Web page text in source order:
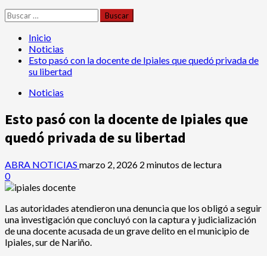
Buscar:
Inicio
Noticias
Esto pasó con la docente de Ipiales que quedó privada de
su libertad
Noticias
Esto pasó con la docente de Ipiales que
quedó privada de su libertad
ABRA NOTICIAS marzo 2, 2026 2 minutos de lectura
0
Las autoridades atendieron una denuncia que los obligó a seguir
una investigación que concluyó con la captura y judicialización
de una docente acusada de un grave delito en el municipio de
Ipiales, sur de Nariño.